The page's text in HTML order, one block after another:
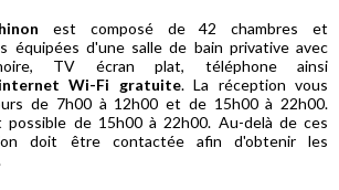
est composé de 42 chambres et
équipées d'une salle de bain privative avec
TV écran plat, téléphone ainsi
Wi-Fi gratuite.La réception vous
de 7h00 à 12h00 et de 15h00 à 22h00.
possible de 15h00 à 22h00. Au-delà de ces
doit être contactée afin d'obtenir les